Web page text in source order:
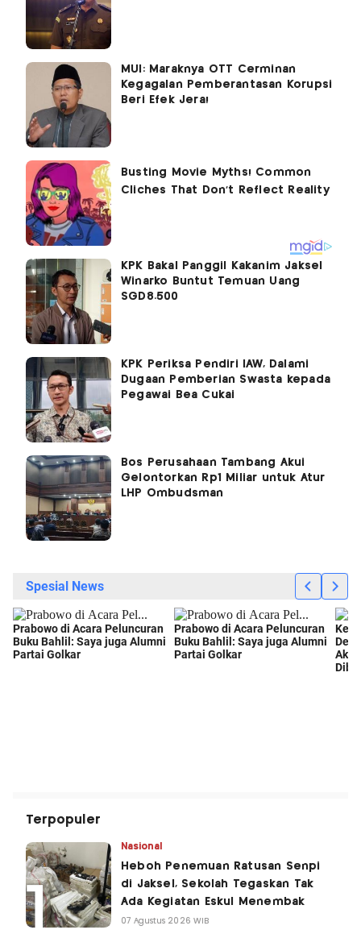
MUI: Maraknya OTT Cerminan
Kegagalan Pemberantasan Korupsi
Beri Efek Jera!
KPK Bakal Panggil Kakanim Jaksel
Winarko Buntut Temuan Uang
SGD8.500
KPK Periksa Pendiri IAW, Dalami
Dugaan Pemberian Swasta kepada
Pegawai Bea Cukai
Bos Perusahaan Tambang Akui
Gelontorkan Rp1 Miliar untuk Atur
LHP Ombudsman
Terpopuler
Nasional
Heboh Penemuan Ratusan Senpi
di Jaksel, Sekolah Tegaskan Tak
Ada Kegiatan Eskul Menembak
07 Agustus 2026 WIB